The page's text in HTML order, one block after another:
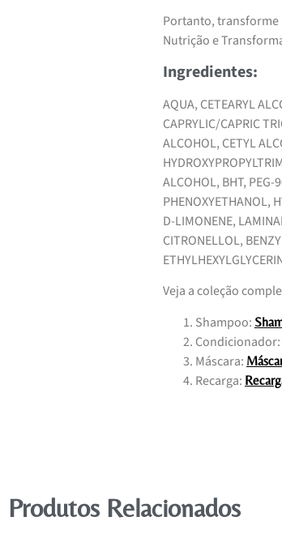
Portanto, transforme
Nutrição e
Ingredientes:
AQUA, CETEARYL
CAPRYLIC/CAPRIC
ALCOHOL, CETYL
ALCOHOL, BHT, PEG-
PHENOXYETHANOL,
D-LIMONENE,
CITRONELLOL,
Veja a coleção
Shampoo:
Condicionador:
Máscara:
Recarga:
Produtos Relacionados